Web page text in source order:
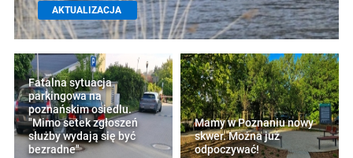
AKTUALIZACJA
Fatalna sytuacja
parkingowa na
poznańskim osiedlu.
"Mimo setek zgłoszeń
służby wydają się być
bezradne"
Mamy w Poznaniu nowy
skwer. Można już
odpoczywać!